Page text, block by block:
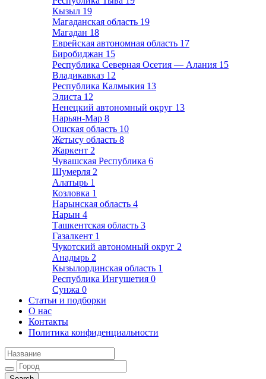
Кызыл 19
Магаданская область 19
Магадан 18
Еврейская автономная область 17
Биробиджан 15
Республика Северная Осетия — Алания 15
Владикавказ 12
Республика Калмыкия 13
Элиста 12
Ненецкий автономный округ 13
Нарьян-Мар 8
Ошская область 10
Жетысу область 8
Жаркент 2
Чувашская Республика 6
Шумерля 2
Алатырь 1
Козловка 1
Нарынская область 4
Нарын 4
Ташкентская область 3
Газалкент 1
Чукотский автономный округ 2
Анадырь 2
Кызылординская область 1
Республика Ингушетия 0
Сунжа 0
Статьи и подборки
О нас
Контакты
Политика конфиденциальности